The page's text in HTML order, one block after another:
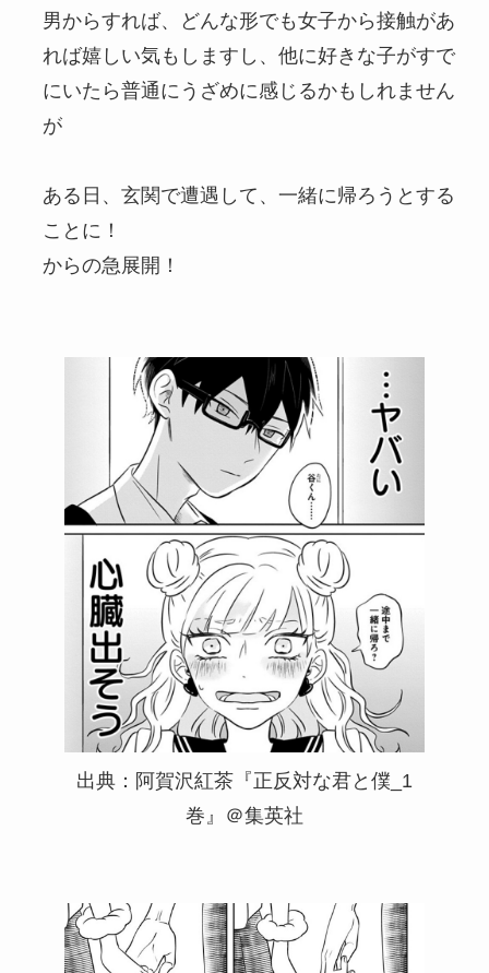
男からすれば、どんな形でも女子から接触があ
れば嬉しい気もしますし、他に好きな子がすで
にいたら普通にうざめに感じるかもしれません
が
ある日、玄関で遭遇して、一緒に帰ろうとする
ことに！
からの急展開！
出典：阿賀沢紅茶『正反対な君と僕_1
巻』＠集英社